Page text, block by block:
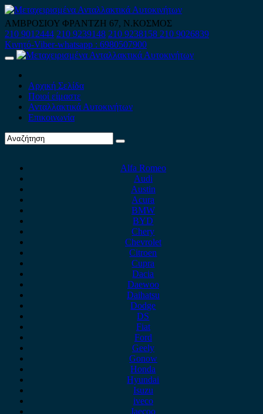
Skip
to
content
ΑΜΒΡΟΣΙΟΥ ΦΡΑΝΤΖΗ 67, Ν.ΚΟΣΜΟΣ
210 9012444 210 9239148 210 9238158 210 9026839
Κινητό-Viber-whatsapp : 6980507900
Primary
Αρχική Σελίδα
Ποιοί είμαστε
Ανταλλακτικά Αυτοκινήτων
Επικοινωνία
Alfa Romeo
Audi
Austin
Acura
BMW
BYD
Chery
Chevrolet
Citroen
Cupra
Dacia
Daewoo
Daihatsu
Dodge
DS
Fiat
Ford
Geely
Gonow
Honda
Hyundai
Isuzu
iveco
Jaecoo